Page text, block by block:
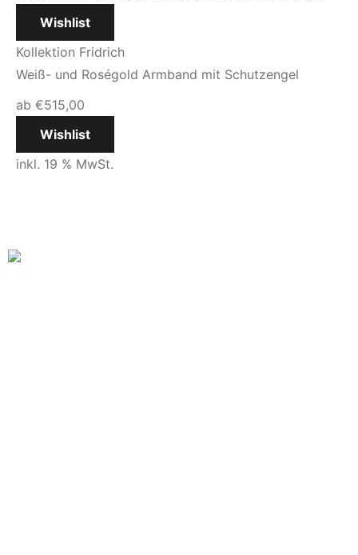
Wishlist
Kollektion Fridrich
Weiß- und Roségold Armband mit Schutzengel
ab €515,00
Wishlist
inkl. 19 % MwSt.